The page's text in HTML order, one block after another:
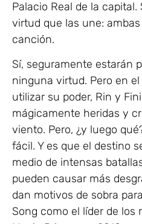
Palacio Real de la
virtud que las une:
canción.
Sí, seguramente estarán
ninguna virtud. Pero en
utilizar su poder, Rin y
mágicamente heridas y
viento. Pero, ¿y luego
fácil. Y es que el destino
medio de intensas
pueden causar más
dan motivos de sobra
Song como el líder de los